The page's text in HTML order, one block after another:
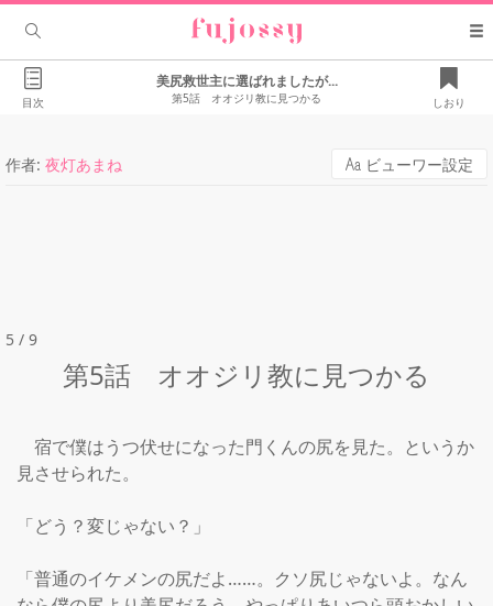
目次
美尻救世主に選ばれましたが...
第5話 オオジリ教に見つかる しおり
作者: 夜灯あまね ビューワー設定
5 / 9
第5話 オオジリ教に見つかる
宿で僕はうつ伏せになった門くんの尻を見た。というか
見させられた。
「どう？変じゃない？」
「普通のイケメンの尻だよ……。クソ尻じゃないよ。なん